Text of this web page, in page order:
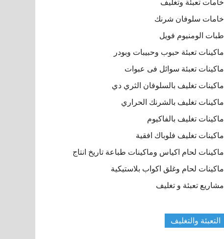
خامات تعبئة وتغليف
خامات سلوفان شرنك
طبات الومنيوم فويل
ماكينات تعبئة حبوب وحبيبات وبودر
ماكينات تعبئة سوائل فى عبوات
ماكينات تغليف بالسلوفان الثري دي
ماكينات تغليف بالشرنك الحراري
ماكينات تغليف بالفاكيوم
ماكينات تغليف فلوباك افقية
ماكينات لحام اكياس وماكينات طباعة تاريخ انتاج
ماكينات لحام وغلق اكواب بلاستيكية
مشاريع تعبئة و تغليف
التعبئة والتغليف